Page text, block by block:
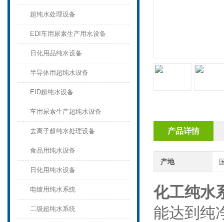
产品详情
产地
化工纯水
能达到纯
超纯水处理设备
EDI车用尿素生产用水设备
日化用品纯水设备
半导体用超纯水设备
EID超纯水设备
车用尿素生产超纯水设备
去离子超纯水处理设备
食品用纯水设备
日化用纯水设备
电镀用纯水系统
二级超纯水系统